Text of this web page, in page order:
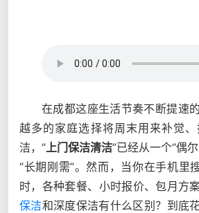
在成都这座生活节奏不断提速
越多的家庭选择将周末用来补觉
洁，“上门保洁清洁”已经从一个“偶
“长期刚需”。然而，当你在手机里
时，各种套餐、小时报价、包月
保洁和深度保洁有什么区别？到底